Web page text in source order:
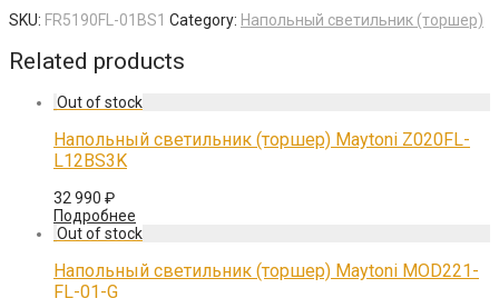
SKU: FR5190FL-01BS1 Category: Напольный светильник (торшер)
Related products
Напольный светильник (торшер) Maytoni Z020FL-
L12BS3K
32 990 ₽
Подробнее
Напольный светильник (торшер) Maytoni MOD221-
FL-01-G